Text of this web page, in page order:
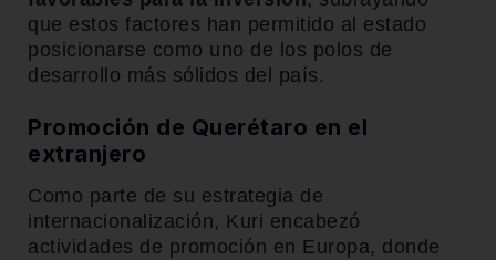
que estos factores han permitido al estado
posicionarse como uno de los polos de
desarrollo más sólidos del país.
Promoción de Querétaro en el
extranjero
Como parte de su estrategia de
internacionalización, Kuri encabezó
actividades de promoción en Europa, donde